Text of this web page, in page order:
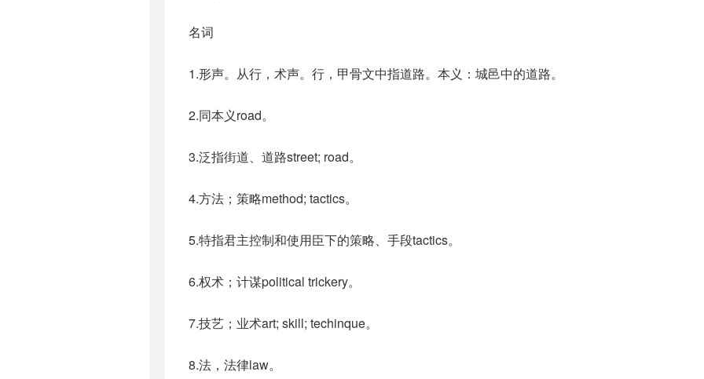
名词
1.形声。从行，术声。行，甲骨文中指道路。本义：城邑中的道路。
2.同本义road。
3.泛指街道、道路street; road。
4.方法；策略method; tactics。
5.特指君主控制和使用臣下的策略、手段tactics。
6.权术；计谋political trickery。
7.技艺；业术art; skill; techinque。
8.法，法律law。